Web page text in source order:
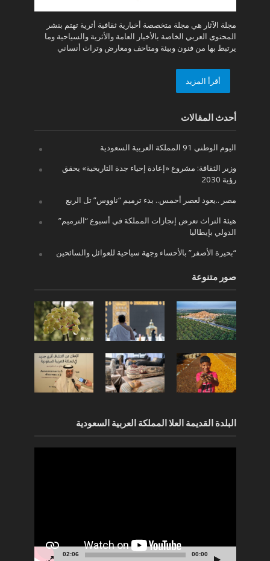
مجلة الآثار هي مجلة متخصصة أخبارية ثقافية أثرية تهتم بنشر
المحتوى العربي الخاصة بالأخبار العامة والأثرية والسياحية وما
يرتبط بها من فنون وبيئة ومتاحف ومعارض وتراث أنساني
أقرأ المزيد
أحدث المقالات
اليوم الوطني 91 المملكة العربية السعودية
وزير الثقافة: مشروع «إعادة إحياء جدة التاريخية» يحقق
رؤية 2030
مصر ..يعود لعصر أحمس.. بدء ترميم “ناووس” تل الربع
هيئة التراث تعرض إنجازات المملكة في أسبوع “الترميم”
الدولي بإيطاليا
“بحيرة الأصفر” بالأحساء وجهة سياحية للعوائل والسائحين
صور متنوعة
البلدة القديمة العلا المملكة العربية السعودية
00:00
02:06